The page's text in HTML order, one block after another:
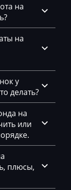
на
на
у
делать?
на
или
плюсы,